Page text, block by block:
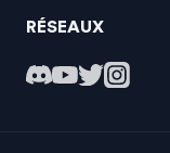
RÉSEAUX